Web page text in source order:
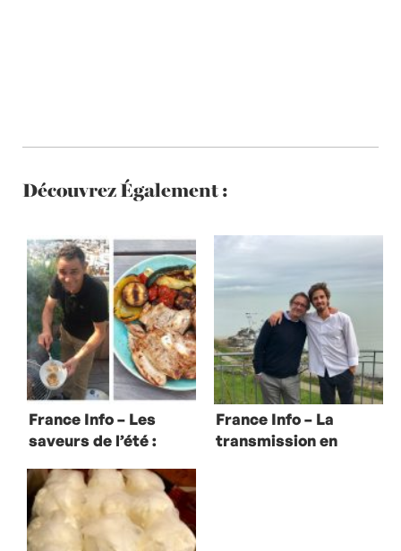
Découvrez Également :
France Info – Les
saveurs de l’été :
Hugo Desnoyer
France Info – La
transmission en